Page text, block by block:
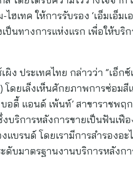
เทค ให้การรับรอง ‘เอ็มเอ็ม
นทางการแห่งแรก เพื่อให้บริ
ประเทศไทย กล่าวว่า “เอ็กซ์
ดยเล็งเห็นศักยภาพการซ่อมสี
บอดี้ แอนด์ เพ้นท์’ สาขาราชพ
บริการหลังการขายเป็นฟันเฟื
บรนด์ โดยเรามีการสำรองอะ
บมาตรฐานงานบริการหลังกา